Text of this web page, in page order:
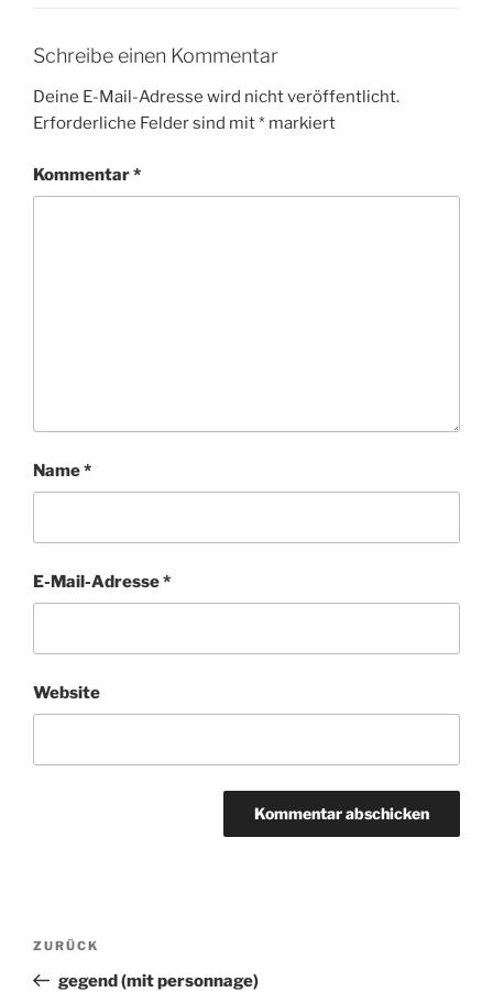
Schreibe einen Kommentar
Deine E-Mail-Adresse wird nicht veröffentlicht.
Erforderliche Felder sind mit* markiert
Kommentar*
Name*
E-Mail-Adresse*
Website
Beitragsnavigation
Vorheriger
Beitrag
ZURÜCK
gegend (mit personnage)